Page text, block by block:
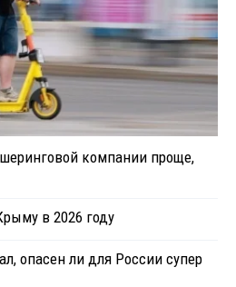
компании проще,
в 2026 году
опасен ли для России супер